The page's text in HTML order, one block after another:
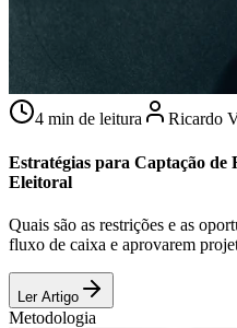
4 min de leitura Ricardo
Estratégias para Captação de
Eleitoral
Quais são as restrições e as
fluxo de caixa e aprovarem
Ler Artigo
Metodologia